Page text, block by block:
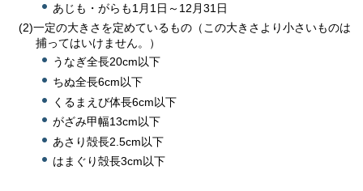
あじも・がらも1月1日～12月31日
(2)一定の大きさを定めているもの（この大きさより小さいものは
捕ってはいけません。）
うなぎ全長20cm以下
ちぬ全長6cm以下
くるまえび体長6cm以下
がざみ甲幅13cm以下
あさり殻長2.5cm以下
はまぐり殻長3cm以下